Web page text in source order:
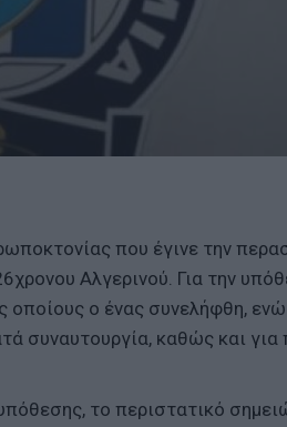
που έγινε την
Αλγερινού. Για την
οποίους ο ένας συνελήφθη,
συναυτουργία, καθώς και
το περιστατικό